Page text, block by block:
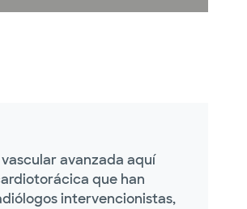
avanzada aquí
que han
intervencionistas,